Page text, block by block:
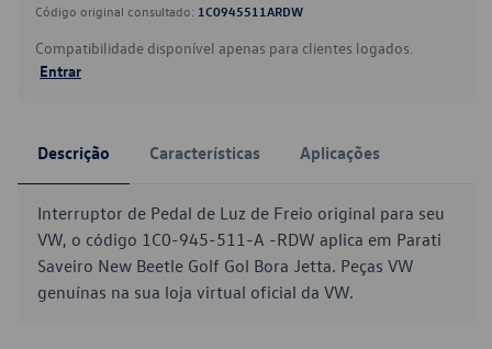
Código original consultado: 1C0945511ARDW
Compatibilidade disponível apenas para clientes logados.
Entrar
Descrição Características Aplicações
Interruptor de Pedal de Luz de Freio original para seu
VW, o código 1C0-945-511-A -RDW aplica em Parati
Saveiro New Beetle Golf Gol Bora Jetta. Peças VW
genuínas na sua loja virtual oficial da VW.